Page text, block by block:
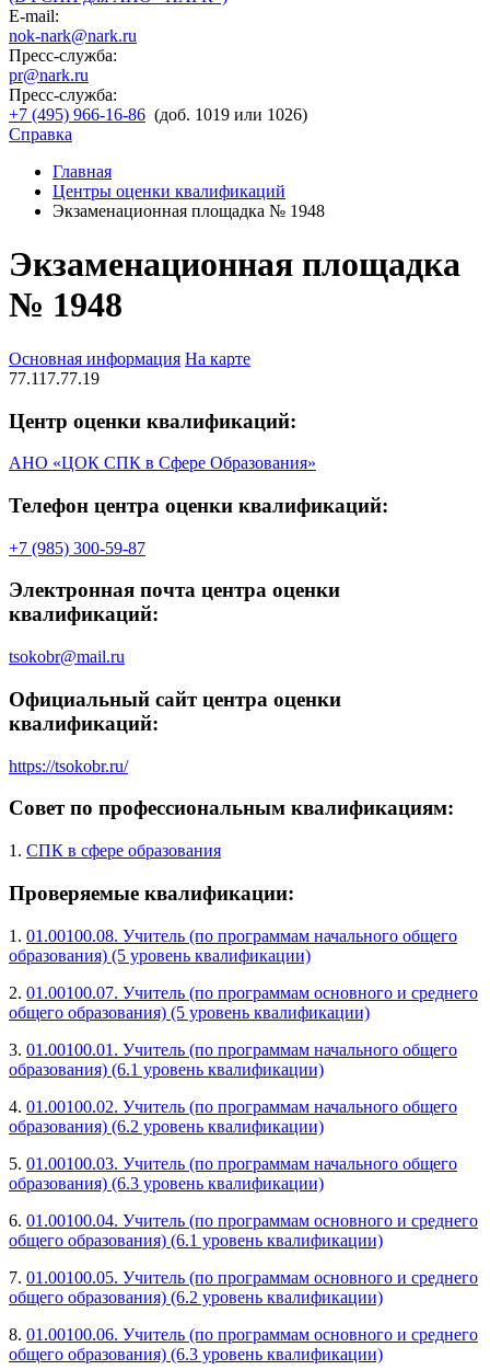
E-mail:
nok-nark@nark.ru
Пресс-служба:
pr@nark.ru
Пресс-служба:
+7 (495) 966-16-86 (доб. 1019 или 1026)
Справка
Главная
Центры оценки квалификаций
Экзаменационная площадка № 1948
Экзаменационная площадка
№ 1948
Основная информация На карте
77.117.77.19
Центр оценки квалификаций:
АНО «ЦОК СПК в Сфере Образования»
Телефон центра оценки квалификаций:
+7 (985) 300-59-87
Электронная почта центра оценки
квалификаций:
tsokobr@mail.ru
Официальный сайт центра оценки
квалификаций:
https://tsokobr.ru/
Совет по профессиональным квалификациям:
1. СПК в сфере образования
Проверяемые квалификации:
1. 01.00100.08. Учитель (по программам начального общего
образования) (5 уровень квалификации)
2. 01.00100.07. Учитель (по программам основного и среднего
общего образования) (5 уровень квалификации)
3. 01.00100.01. Учитель (по программам начального общего
образования) (6.1 уровень квалификации)
4. 01.00100.02. Учитель (по программам начального общего
образования) (6.2 уровень квалификации)
5. 01.00100.03. Учитель (по программам начального общего
образования) (6.3 уровень квалификации)
6. 01.00100.04. Учитель (по программам основного и среднего
общего образования) (6.1 уровень квалификации)
7. 01.00100.05. Учитель (по программам основного и среднего
общего образования) (6.2 уровень квалификации)
8. 01.00100.06. Учитель (по программам основного и среднего
общего образования) (6.3 уровень квалификации)